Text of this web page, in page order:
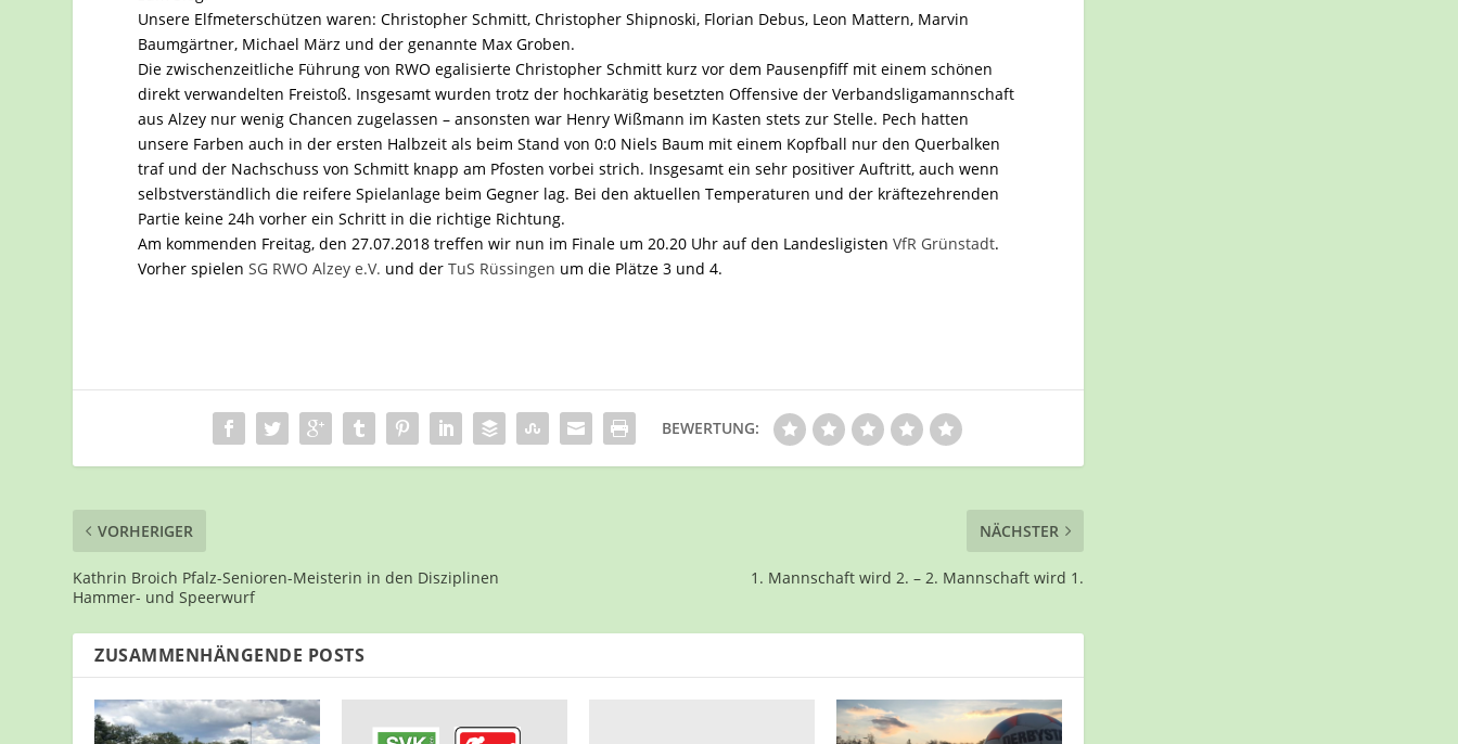
Unsere Elfmeterschützen waren: Christopher Schmitt, Christopher Shipnoski, Florian Debus, Leon Mattern, Marvin
Baumgärtner, Michael März und der genannte Max Groben.
Die zwischenzeitliche Führung von RWO egalisierte Christopher Schmitt kurz vor dem Pausenpfiff mit einem schönen
direkt verwandelten Freistoß. Insgesamt wurden trotz der hochkarätig besetzten Offensive der Verbandsligamannschaft
aus Alzey nur wenig Chancen zugelassen – ansonsten war Henry Wißmann im Kasten stets zur Stelle. Pech hatten
unsere Farben auch in der ersten Halbzeit als beim Stand von 0:0 Niels Baum mit einem Kopfball nur den Querbalken
traf und der Nachschuss von Schmitt knapp am Pfosten vorbei strich. Insgesamt ein sehr positiver Auftritt, auch wenn
selbstverständlich die reifere Spielanlage beim Gegner lag. Bei den aktuellen Temperaturen und der kräftezehrenden
Partie keine 24h vorher ein Schritt in die richtige Richtung.
Am kommenden Freitag, den 27.07.2018 treffen wir nun im Finale um 20.20 Uhr auf den LandesligistenVfR Grünstadt.
Vorher spielenSG RWO Alzey e.V. und derTuS Rüssingen um die Plätze 3 und 4.
BEWERTUNG:
VORHERIGER
Kathrin Broich Pfalz-Senioren-Meisterin in den Disziplinen
Hammer- und Speerwurf
NÄCHSTER
1. Mannschaft wird 2. – 2. Mannschaft wird 1.
ZUSAMMENHÄNGENDE POSTS